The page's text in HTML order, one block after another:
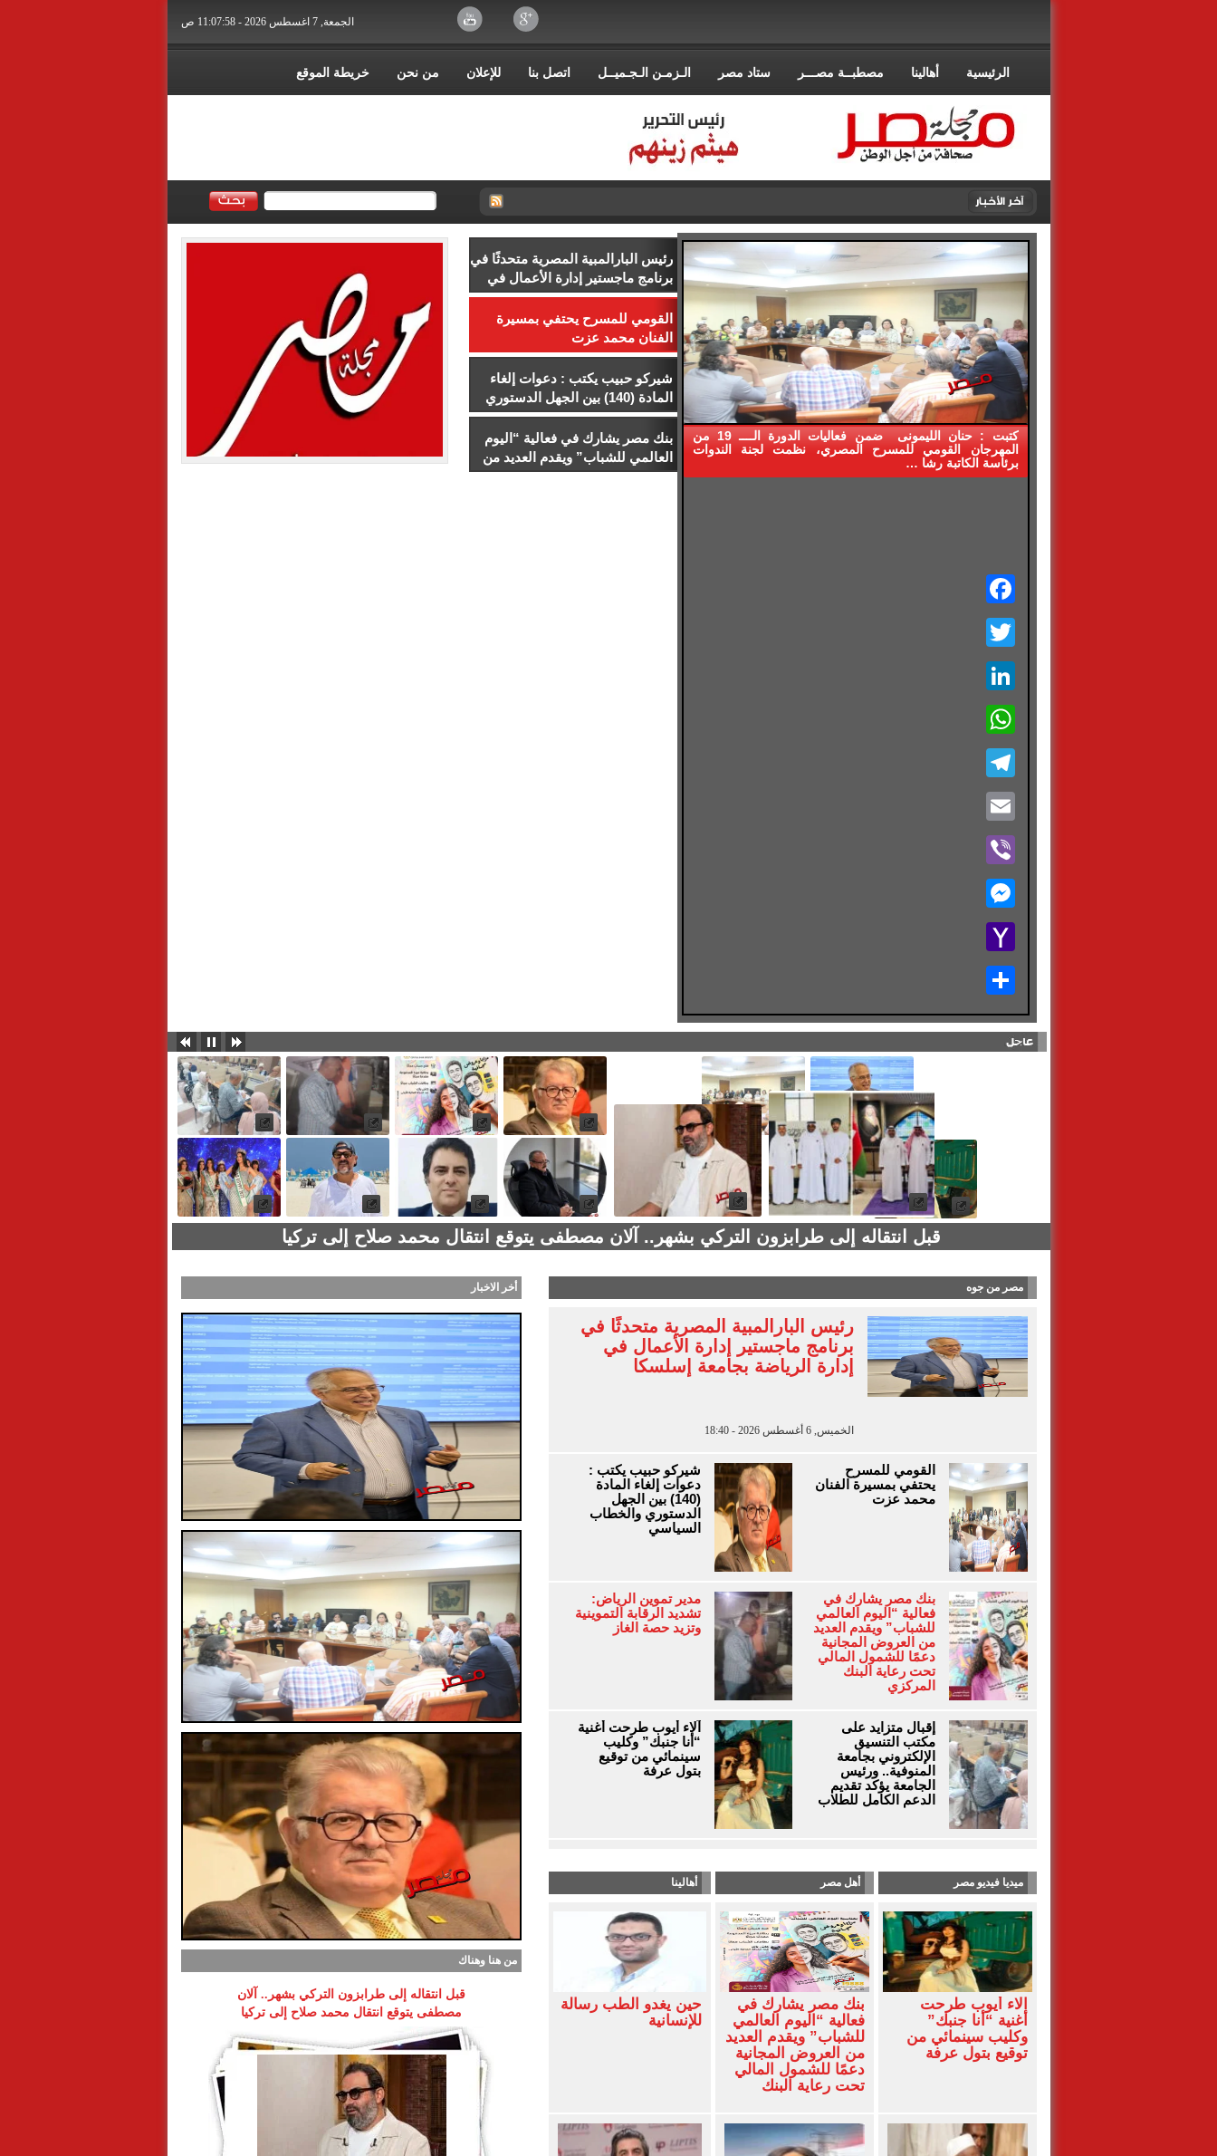
الجمعة, 7 اغسطس 2026 - 11:07:59 ص
الرئيسية أهالينا مصطبــة مصـــر ستاد مصر الـزمـن الـجـميــل اتصل بنا للإعلان من نحن خريطة الموقع
كتبت : حنان الليمونى ضمن فعاليات الدورة الــــ 19 من
المهرجان القومي للمسرح المصري، نظمت لجنة الندوات
برئاسة الكاتبة رشا …
رئيس البارالمبية المصرية متحدثًا في
برنامج ماجستير إدارة الأعمال في
إدارة الرياضة بجامعة إسلسكا
القومي للمسرح يحتفي بمسيرة
الفنان محمد عزت
شيركو حبيب يكتب : دعوات إلغاء
المادة (140) بين الجهل الدستوري
والخطاب السياسي
بنك مصر يشارك في فعالية “اليوم
العالمي للشباب” ويقدم العديد من
العروض المجانية دعمًا للشمول
قبل انتقاله إلى طرابزون التركي بشهر.. آلان مصطفى يتوقع انتقال محمد صلاح إلى تركيا
مصر من جوه
رئيس البارالمبية المصرية متحدثًا في
برنامج ماجستير إدارة الأعمال في
إدارة الرياضة بجامعة إسلسكا
الخميس, 6 أغسطس 2026 - 18:40
القومي للمسرح
يحتفي بمسيرة الفنان
محمد عزت
شيركو حبيب يكتب :
دعوات إلغاء المادة
(140) بين الجهل
الدستوري والخطاب
السياسي
بنك مصر يشارك في
فعالية “اليوم العالمي
للشباب” ويقدم العديد
من العروض المجانية
دعمًا للشمول المالي
تحت رعاية البنك
المركزي
مدير تموين الرياض:
تشديد الرقابة التموينية
وتزيد حصة الغاز
إقبال متزايد على
مكتب التنسيق
الإلكتروني بجامعة
المنوفية.. ورئيس
الجامعة يؤكد تقديم
الدعم الكامل للطلاب
آلاء أيوب طرحت أغنية
“أنا جنبك” وكليب
سينمائي من توقيع
بتول عرفة
ميديا فيديو مصر
آلاء أيوب طرحت
أغنية “أنا جنبك”
وكليب سينمائي من
توقيع بتول عرفة
أهل مصر
بنك مصر يشارك في
فعالية “اليوم العالمي
للشباب” ويقدم العديد
من العروض المجانية
دعمًا للشمول المالي
تحت رعاية البنك
أهالينا
حين يغدو الطب رسالة
للإنسانية
أخر الاخبار
من هنا وهناك
قبل انتقاله إلى طرابزون التركي بشهر.. آلان
مصطفى يتوقع انتقال محمد صلاح إلى تركيا